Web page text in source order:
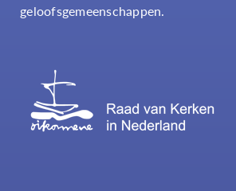
geloofsgemeenschappen.